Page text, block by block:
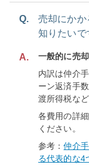
Q.
売却にかか
知りたいで
A.
一般的に売
内訳は仲介
ーン返済手
渡所得税など
各費用の詳
ください。
参考：仲介
る代表的な4